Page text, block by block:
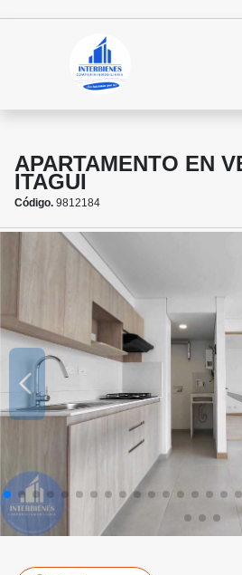
APARTAMENTO EN
ITAGUI
Código. 9812184